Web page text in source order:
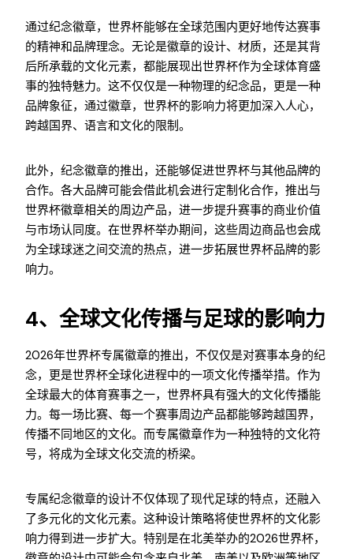
通过纪念徽章，世界杯能够在全球范围内更好地传达赛事
的精神和品牌理念。无论是徽章的设计、材质，还是其背
后所承载的文化元素，都能展现出世界杯作为全球体育盛
事的独特魅力。这不仅仅是一种物理的纪念品，更是一种
品牌象征，通过徽章，世界杯的影响力将更加深入人心，
跨越国界、语言和文化的限制。
此外，纪念徽章的推出，还能够促进世界杯与其他品牌的
合作。各大品牌可能会借此机会进行定制化合作，推出与
世界杯徽章相关的周边产品，进一步提升赛事的商业价值
与市场认同度。在世界杯举办期间，这些周边商品也会成
为全球球迷之间交流的热点，进一步拓展世界杯品牌的影
响力。
4、全球文化传播与足球的影响力
2026年世界杯专属徽章的推出，不仅仅是对赛事本身的纪
念，更是世界杯全球化进程中的一项文化传播举措。作为
全球最大的体育赛事之一，世界杯具有强大的文化传播能
力。每一场比赛、每一个赛事周边产品都能够跨越国界，
传播不同地区的文化。而专属徽章作为一种独特的文化符
号，将成为全球文化交流的桥梁。
专属纪念徽章的设计不仅体现了现代足球的特点，还融入
了多元化的文化元素。这种设计策略将使世界杯的文化影
响力得到进一步扩大。特别是在北美举办的2026世界杯，